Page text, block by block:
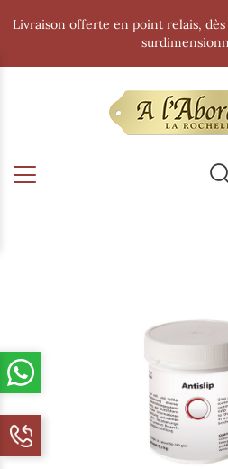
Livraison offerte en point relais,